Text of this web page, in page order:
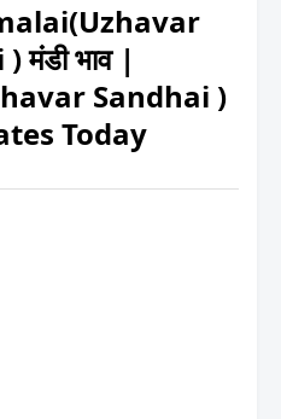
मंडी भाव |
Sandhai )
Today